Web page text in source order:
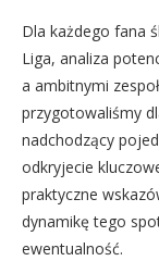
Dla każdego fana
Liga, analiza
a ambitnymi
przygotowaliśmy
nadchodzący
odkryjecie
praktyczne
dynamikę tego
ewentualność.